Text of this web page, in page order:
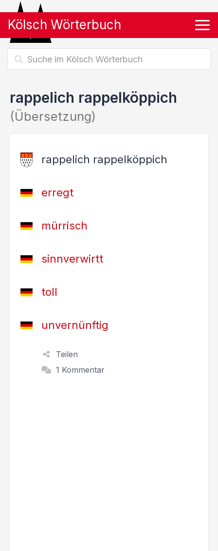
Kölsch Wörterbuch
rappelich rappelköppich
(Übersetzung)
rappelich rappelköppich
erregt
mürrisch
sinnverwirtt
toll
unvernünftig
Teilen
1 Kommentar